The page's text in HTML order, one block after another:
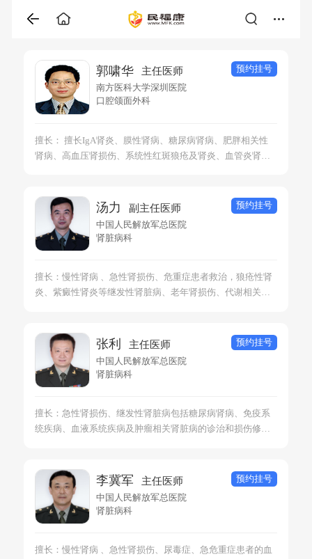
郭啸华 主任医师
南方医科大学深圳医院
口腔颌面外科
预约挂号
擅长： 擅长IgA肾炎、膜性肾病、糖尿病肾病、肥胖相关性
肾病、高血压肾损伤、系统性红斑狼疮及肾炎、血管炎肾损
和缺氧为目标的器官纤维化防治、肾脏病致病基因的鉴定和
免疫耐受。
汤力 副主任医师
中国人民解放军总医院
肾脏病科
预约挂号
擅长：慢性肾病 、急性肾损伤、危重症患者救治，狼疮性肾
炎、紫癜性肾炎等继发性肾脏病、老年肾损伤、代谢相关肾
张利 主任医师
中国人民解放军总医院
肾脏病科
预约挂号
擅长：急性肾损伤、继发性肾脏病包括糖尿病肾病、免疫系
统疾病、血液系统疾病及肿瘤相关肾脏病的诊治和损伤修
李冀军 主任医师
中国人民解放军总医院
肾脏病科
预约挂号
擅长：慢性肾病 、急性肾损伤、尿毒症、急危重症患者的血